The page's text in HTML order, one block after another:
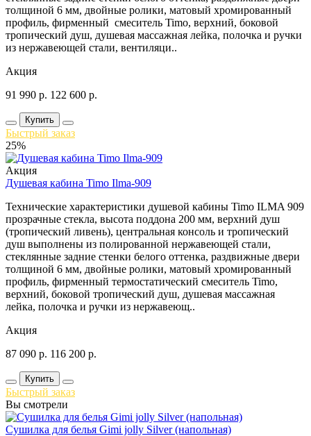
толщиной 6 мм, двойные ролики, матовый хромированный
профиль, фирменный смеситель Timo, верхний, боковой
тропический душ, душевая массажная лейка, полочка и ручки
из нержавеющей стали, вентиляци..
Акция
91 990 р. 122 600 р.
Купить
Быстрый заказ
25%
Акция
Душевая кабина Timo Ilma-909
Технические характеристики душевой кабины Timo ILMA 909
прозрачные стекла, высота поддона 200 мм, верхний душ
(тропический ливень), центральная консоль и тропический
душ выполнены из полированной нержавеющей стали,
стеклянные задние стенки белого оттенка, раздвижные двери
толщиной 6 мм, двойные ролики, матовый хромированный
профиль, фирменный термостатический смеситель Timo,
верхний, боковой тропический душ, душевая массажная
лейка, полочка и ручки из нержавеющ..
Акция
87 090 р. 116 200 р.
Купить
Быстрый заказ
Вы смотрели
Сушилка для белья Gimi jolly Silver (напольная)